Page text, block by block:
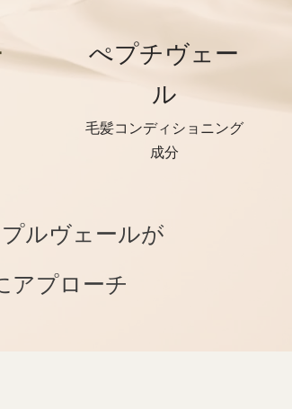
ぺプチヴェー
ル
毛髪コンディショニング
成分
ルヴェールが
アプローチ